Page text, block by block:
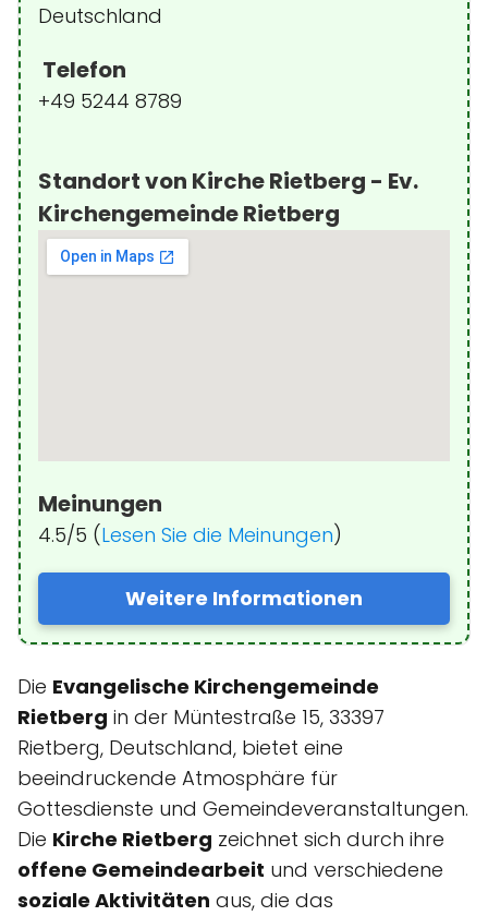
Deutschland
Telefon
+49 5244 8789
Standort von Kirche Rietberg - Ev.
Kirchengemeinde Rietberg
Meinungen
4.5/5 (Lesen Sie die Meinungen)
Weitere Informationen
Die Evangelische Kirchengemeinde
Rietberg in der Müntestraße 15, 33397
Rietberg, Deutschland, bietet eine
beeindruckende Atmosphäre für
Gottesdienste und Gemeindeveranstaltungen.
Die Kirche Rietberg zeichnet sich durch ihre
offene Gemeindearbeit und verschiedene
soziale Aktivitäten aus, die das